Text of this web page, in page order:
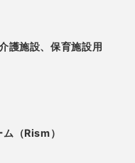
護施設、保育施設用
（Rism）